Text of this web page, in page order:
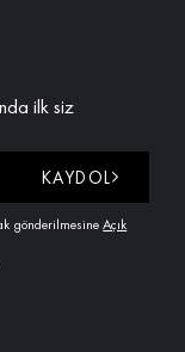
ilk siz
KAYDOL
gönderilmesineAçık